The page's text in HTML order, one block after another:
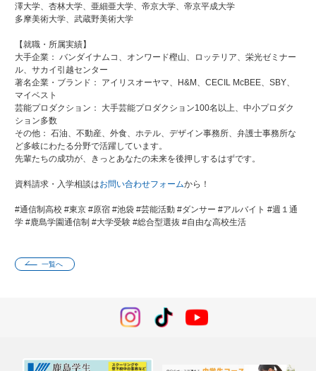
澤大学、杏林大学、亜細亜大学、帝京大学、帝京平成大学
多摩美術大学、武蔵野美術大学
【就職・所属実績】
大手企業： バンダイナムコ、オンワード樫山、ロッテリア、栄光ゼミナー
ル、サカイ引越センター
著名企業・ブランド： アイリスオーヤマ、H&M、CECIL McBEE、SBY、
マイベスト
芸能プロダクション： 大手芸能プロダクション100名以上、中小プロダク
ション多数
その他： 石油、不動産、外食、ホテル、デザイン事務所、弁護士事務所な
ど多岐にわたる分野で活躍しています。
先輩たちの成功が、きっとあなたの未来を後押しするはずです。
資料請求・入学相談はお問い合わせフォームから！
#通信制高校 #東京 #原宿 #池袋 #芸能活動 #ダンサー #アルバイト #週１通
学 #鹿島学園通信制 #大学受験 #総合型選抜 #自由な高校生活
一覧へ